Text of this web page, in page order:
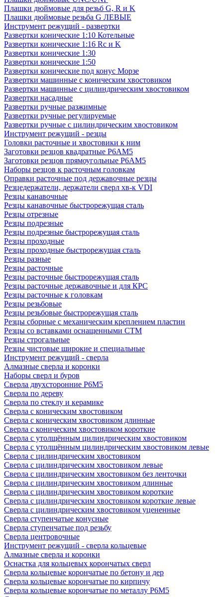
Плашки дюймовые для резьб G, R и K
Плашки дюймовые резьба G ЛЕВЫЕ
Инструмент режущий - развертки
Развертки конические 1:10 Котельные
Развертки конические 1:16 Rc и K
Развертки конические 1:30
Развертки конические 1:50
Развертки конические под конус Морзе
Развертки машинные с коническим хвостовиком
Развертки машинные с цилиндрическим хвостовиком
Развертки насадные
Развертки ручные разжимные
Развертки ручные регулируемые
Развертки ручные с цилиндрическим хвостовиком
Инструмент режущий - резцы
Головки расточные и хвостовики к ним
Заготовки резцов квадратные Р6АМ5
Заготовки резцов прямоугольные Р6АМ5
Наборы резцов к расточным головкам
Оправки расточные под державочные резцы
Резцедержатели, держатели сверл хв-к VDI
Резцы канавочные
Резцы канавочные быстрорежущая сталь
Резцы отрезные
Резцы подрезные
Резцы подрезные быстрорежущая сталь
Резцы проходные
Резцы проходные быстрорежущая сталь
Резцы разные
Резцы расточные
Резцы расточные быстрорежущая сталь
Резцы расточные державочные и для КРС
Резцы расточные к головкам
Резцы резьбовые
Резцы резьбовые быстрорежущая сталь
Резцы сборные с механическим креплением пластин
Резцы со вставками оснащенными СТМ
Резцы строгальные
Резцы чистовые широкие и специальные
Инструмент режущий - сверла
Алмазные сверла и коронки
Наборы сверл и буров
Сверла двухсторонние Р6М5
Сверла по дереву
Сверла по стеклу и керамике
Сверла с коническим хвостовиком
Сверла с коническим хвостовиком длинные
Сверла с коническим хвостовиком короткие
Сверла с утолщённым цилиндрическим хвостовиком
Сверла с утолщённым цилиндрическим хвостовиком левые
Сверла с цилиндрическим хвостовиком
Сверла с цилиндрическим хвостовиком левые
Сверла с цилиндрическим хвостовиком без ленточки
Сверла с цилиндрическим хвостовиком длинные
Сверла с цилиндрическим хвостовиком короткие
Сверла с цилиндрическим хвостовиком короткие левые
Сверла с цилиндрическим хвостовиком уцененные
Сверла ступенчатые конусные
Сверла ступенчатые под резьбу
Сверла центровочные
Инструмент режущий - сверла кольцевые
Алмазные сверла и коронки
Оснастка для кольцевых корончатых сверл
Сверла кольцевые корончатые по бетону и дер
Сверла кольцевые корончатые по кирпичу
Сверла кольцевые корончатые по металлу Р6М5